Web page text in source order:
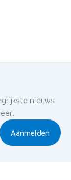
nieuws
Aanmelden